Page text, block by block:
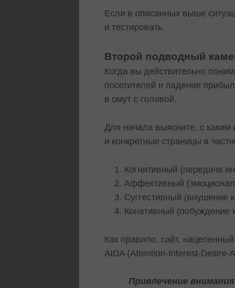
Если в описанных выше
и тестировать.
Второй подводный
Когда вы действительно
посетителей и падение
в омут с головой.
Для начала выясните, с каким
и конкретные страницы в
Когнитивный (передача
Аффективный
Суггестивный (внушение
Конативный (побуждение
Как правило, сайт,
AIDA (Attention-Interest-Desire-
Привлечение